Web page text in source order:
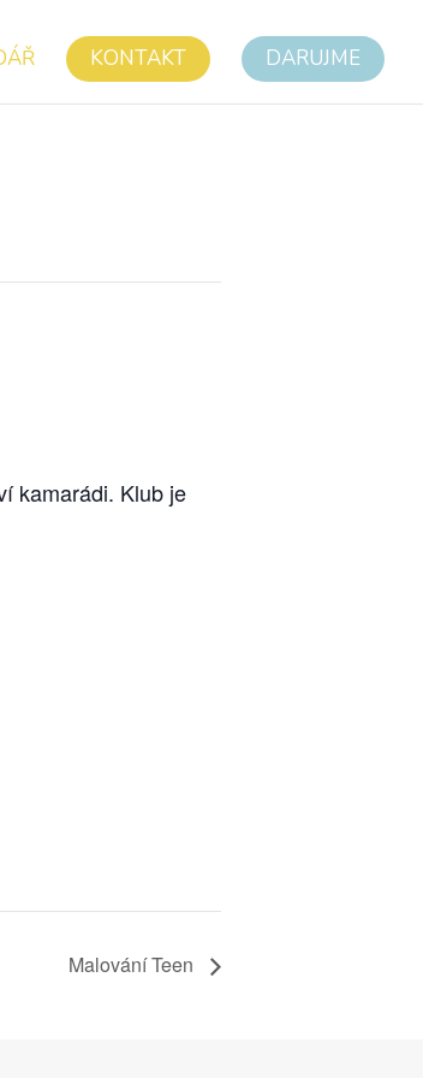
KONTAKT DARUJME
kamarádi. Klub je
Malování Teen